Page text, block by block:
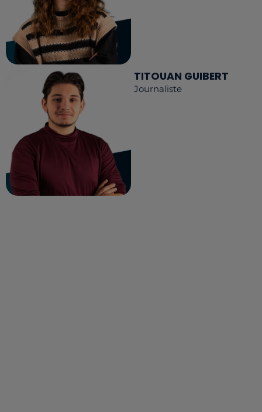
TITOUAN GUIBERT
Journaliste